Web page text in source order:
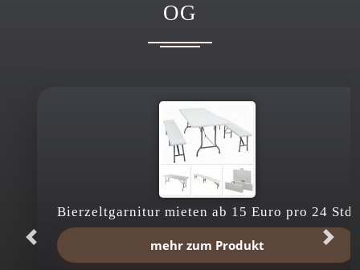
OG
Bierzeltgarnitur mieten ab 15 Euro pro 24 Std.
mehr zum Produkt